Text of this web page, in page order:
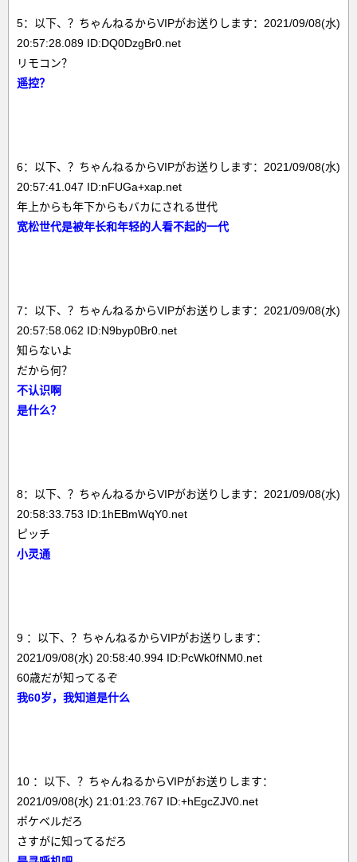
5：以下、？ちゃんねるからVIPがお送りします：2021/09/08(水)
20:57:28.089 ID:DQ0DzgBr0.net
リモコン？
遥控？
6：以下、？ちゃんねるからVIPがお送りします：2021/09/08(水)
20:57:41.047 ID:nFUGa+xap.net
年上からも年下からもバカにされる世代
宽松世代是被年长和年轻的人看不起的一代
7：以下、？ちゃんねるからVIPがお送りします：2021/09/08(水)
20:57:58.062 ID:N9byp0Br0.net
知らないよ
だから何？
不认识啊
是什么？
8：以下、？ちゃんねるからVIPがお送りします：2021/09/08(水)
20:58:33.753 ID:1hEBmWqY0.net
ピッチ
小灵通
9 ：以下、？ちゃんねるからVIPがお送りします：
2021/09/08(水) 20:58:40.994 ID:PcWk0fNM0.net
60歳だが知ってるぞ
我60岁，我知道是什么
10 ：以下、？ちゃんねるからVIPがお送りします：
2021/09/08(水) 21:01:23.767 ID:+hEgcZJV0.net
ポケベルだろ
さすがに知ってるだろ